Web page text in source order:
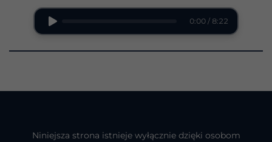
0:00 / 8:22
Niniejsza strona istnieje wyłącznie dzięki osobom